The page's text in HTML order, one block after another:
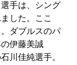
手は、シング
した。ここ
ダブルスのパ
伊藤美誠
川佳純選手。